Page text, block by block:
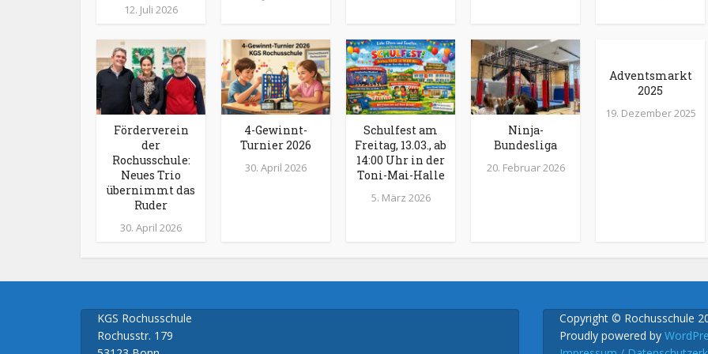
12. Juli 2026
Förderverein
der
Rochusschule:
Neues Trio
übernimmt das
Ruder
30. April 2026
4-Gewinnt-
Turnier 2026
30. April 2026
Schulfest am
Freitag, 13.03., ab
14:00 Uhr in der
Toni-Mai-Halle
5. März 2026
Ninja-
Bundesliga
20. Februar 2026
Adventsmarkt
2025
19. Dezember 2025
KGS Rochusschule
Rochusstr. 179
Copyright © Rochusschule
Proudly powered by